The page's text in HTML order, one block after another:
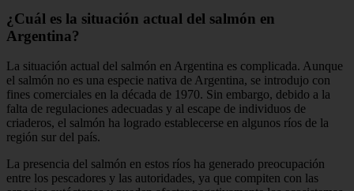
¿Cuál es la situación actual del salmón en
Argentina?
La situación actual del salmón en Argentina es complicada. Aunque
el salmón no es una especie nativa de Argentina, se introdujo con
fines comerciales en la década de 1970. Sin embargo, debido a la
falta de regulaciones adecuadas y al escape de individuos de
criaderos, el salmón ha logrado establecerse en algunos ríos de la
región sur del país.
La presencia del salmón en estos ríos ha generado preocupación
entre los pescadores y las autoridades, ya que compiten con las